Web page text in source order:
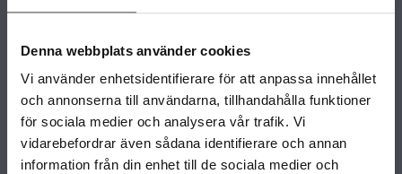
Denna webbplats använder cookies
Vi använder enhetsidentifierare för att anpassa innehållet
och annonserna till användarna, tillhandahålla funktioner
för sociala medier och analysera vår trafik. Vi
vidarebefordrar även sådana identifierare och annan
information från din enhet till de sociala medier och
KONTAKTINFORMATION
info@fiskarhedenvillan.se
Box 882, 781 29 Borlänge
ALLA VÅRA HUSMODELLER
UNIKA HUS